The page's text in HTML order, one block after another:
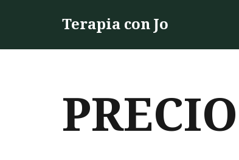
al
Terapia con Jo